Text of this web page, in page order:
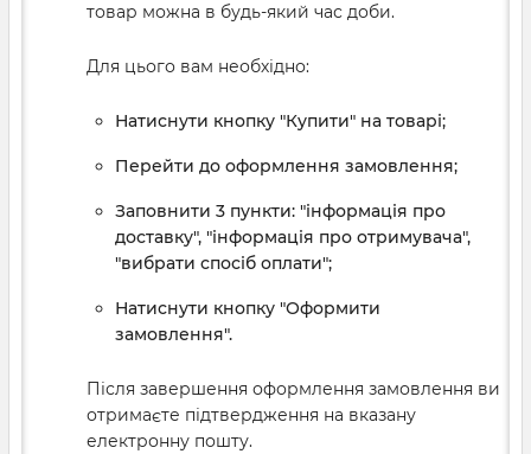
товар можна в будь-який час доби.
Для цього вам необхідно:
Натиснути кнопку "Купити" на товарі;
Перейти до оформлення замовлення;
Заповнити 3 пункти: "інформація про
доставку", "інформація про отримувача",
"вибрати спосіб оплати";
Натиснути кнопку "Оформити
замовлення".
Після завершення оформлення замовлення ви
отримаєте підтвердження на вказану
електронну пошту.